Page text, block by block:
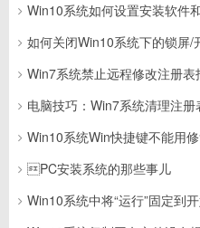
Win10系统如何设置安装软件
如何关闭Win10系统下的锁屏/
Win7系统禁止远程修改注册
电脑技巧：Win7系统清理注
Win10系统Win快捷键不能用
PC安装系统的那些事儿
Win10系统中将“运行”固定到